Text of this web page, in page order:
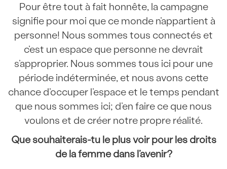
Pour être tout à fait honnête, la campagne
signifie pour moi que ce monde n’appartient à
personne! Nous sommes tous connectés et
c’est un espace que personne ne devrait
s’approprier. Nous sommes tous ici pour une
période indéterminée, et nous avons cette
chance d’occuper l’espace et le temps pendant
que nous sommes ici; d’en faire ce que nous
voulons et de créer notre propre réalité.
Que souhaiterais-tu le plus voir pour les droits
de la femme dans l’avenir?